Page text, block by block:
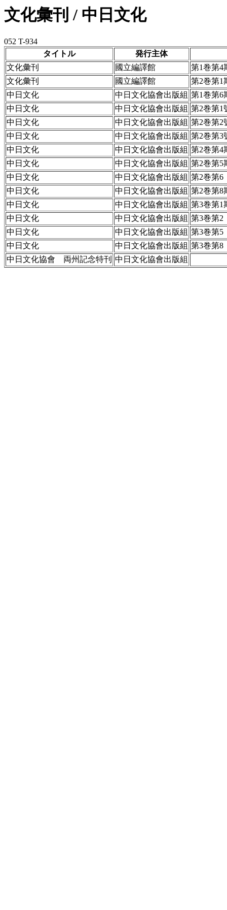
文化彙刊 / 中日文化
052 T-934
タイトル
発行主体
文化彙刊
國立編譯館
第1巻第4
文化彙刊
國立編譯館
第2巻第1
中日文化
中日文化協會出版組 第1巻第6
中日文化
中日文化協會出版組 第2巻第1
中日文化
中日文化協會出版組 第2巻第2
中日文化
中日文化協會出版組 第2巻第3
中日文化
中日文化協會出版組 第2巻第4
中日文化
中日文化協會出版組 第2巻第5
中日文化
中日文化協會出版組 第2巻第6
中日文化
中日文化協會出版組 第2巻第8
中日文化
中日文化協會出版組 第3巻第1
中日文化
中日文化協會出版組 第3巻第2
中日文化
中日文化協會出版組 第3巻第5
中日文化
中日文化協會出版組 第3巻第8
中日文化協會 両州記念特刊 中日文化協會出版組